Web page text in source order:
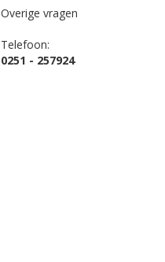
Overige vragen
Telefoon:
0251 - 257924